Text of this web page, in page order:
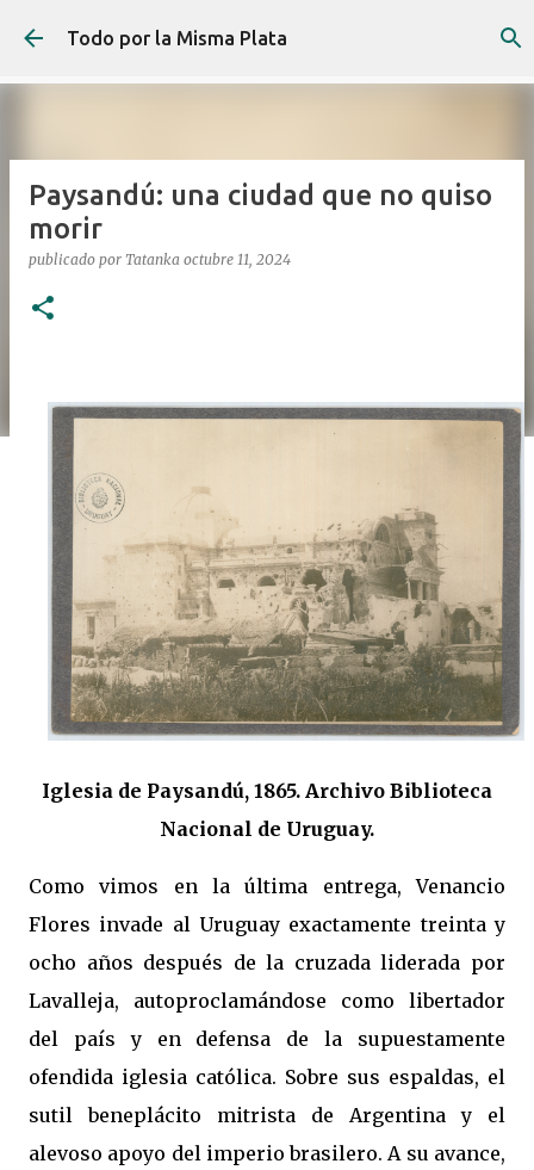
Ir al contenido principal
Todo por la Misma Plata
Paysandú: una ciudad que no quiso
morir
publicado por Tatanka octubre 11, 2024
Iglesia de Paysandú, 1865. Archivo Biblioteca
Nacional de Uruguay.
Como vimos en la última entrega, Venancio
Flores invade al Uruguay exactamente treinta y
ocho años después de la cruzada liderada por
Lavalleja, autoproclamándose como libertador
del país y en defensa de la supuestamente
ofendida iglesia católica. Sobre sus espaldas, el
sutil beneplácito mitrista de Argentina y el
alevoso apoyo del imperio brasilero. A su avance,